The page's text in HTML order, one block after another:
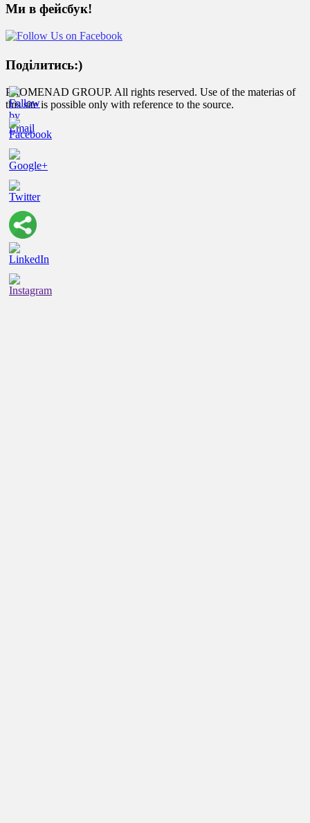
Ми в фейсбук!
Поділитись:)
https://promenadgroup.com.ua/uk/registraciya-
ooo.html
PROMENAD GROUP. All rights reserved. Use of the materias of
this site is possible only with reference to the source.